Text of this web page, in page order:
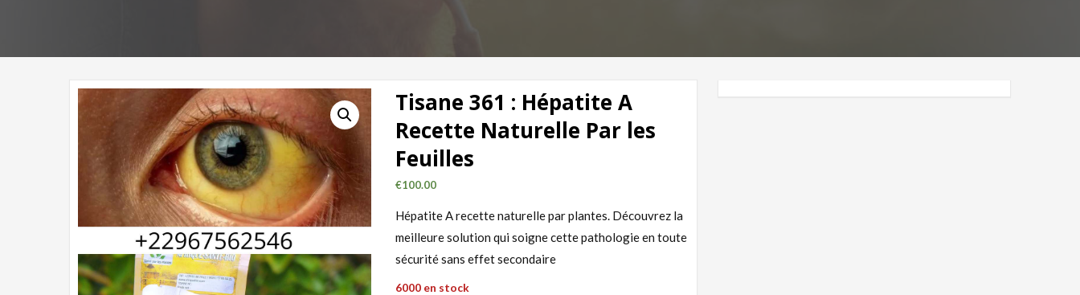
Tisane 361 : Hépatite A
Recette Naturelle Par les
Feuilles
€100.00
Hépatite A recette naturelle par plantes. Découvrez la
meilleure solution qui soigne cette pathologie en toute
sécurité sans effet secondaire
6000 en stock